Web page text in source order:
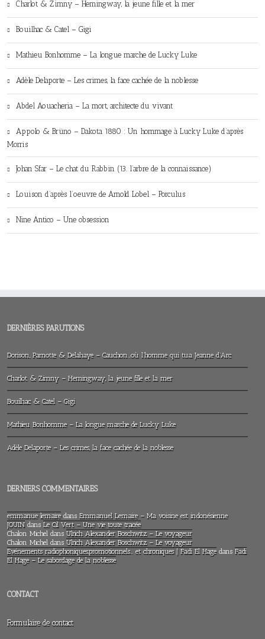
Charlot & Zimny – Hemingway, la jeune fille et la mer
Bouilhac & Catel – Gigi
Mathieu Bonhomme – La longue marche de Lucky Luke
Adèle Delaporte – Les crimes, la face cachée de la noblesse
Abdel Aouacheria – La mort, architecte du vivant
Appolo & Brüno – Dakota 1880 : Un hommage à Lucky Luke d’après
Morris
Johan Sfar – Le chat du Rabbin (13. l’arbre de la connaissance)
Louison d’après l’oeuvre de Arnold Lobel – Porculus
Nine Antico – Une obsession
DERNIÈRES PARUTIONS
Dorison, Parnotte & Delahaye – Cauchon…où l’homme qui tua Jeanne d’Arc
Charlot & Zimny – Hemingway, la jeune fille et la mer
Bouilhac & Catel – Gigi
Mathieu Bonhomme – La longue marche de Lucky Luke
Adèle Delaporte – Les crimes, la face cachée de la noblesse
DERNIERS COMMENTAIRES
emmanue lemairedans Emmanuel Lemaire – Ma voisine est indonésienne
JOUINdans Le Cil Vert – Une vie toute tracée
Chalon Michel dans Ulrich Alexander Boschwitz – Le voyageur
Chalon Michel dans Ulrich Alexander Boschwitz – Le voyageur
Evénements radiophoniques,promotionnels… et chroniques | Fadi El Hagedans Fadi
El Hage – Le sabordage de la noblesse
CONTACT
Formulaire de contact